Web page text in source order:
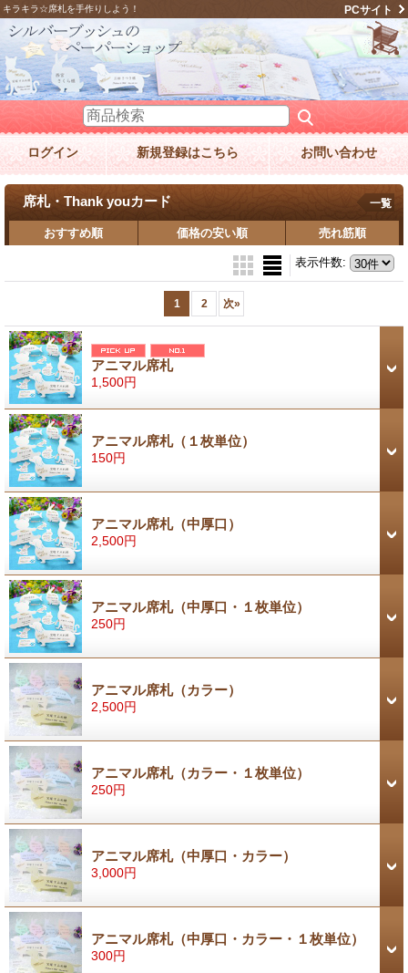
キラキラ☆席札を手作りしよう！ PCサイト
ログイン 新規登録はこちら お問い合わせ
席札・Thank youカード 一覧
おすすめ順 価格の安い順 売れ筋順
表示件数:
1 2 次»
アニマル席札
1,500円
アニマル席札（１枚単位）
150円
アニマル席札（中厚口）
2,500円
アニマル席札（中厚口・１枚単位）
250円
アニマル席札（カラー）
2,500円
アニマル席札（カラー・１枚単位）
250円
アニマル席札（中厚口・カラー）
3,000円
アニマル席札（中厚口・カラー・１枚単位）
300円